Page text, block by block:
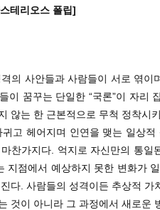
테리오스 폴립]
의 사안들과 사람들이 서로 엮이
이 꿈꾸는 단일한 “국론”이 자리
않는 한 근본적으로 무척 정착시
고 헤어지며 인연을 맺는 일상
찬가지다. 억지로 자신만의 통일
지점에서 예상하지 못한 변화가
다. 사람들의 성격이든 추상적 가
것이 아니라 그 과정에서 새로운